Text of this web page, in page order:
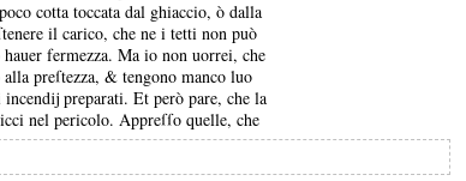
cotta toccata dal ghiaccio, ò dalla
il carico, che ne i tetti non può
fermezza. Ma io non uorrei, che
preſtezza, & tengono manco luo
preparati. Et però pare, che la
nel pericolo. Appreſſo quelle, che